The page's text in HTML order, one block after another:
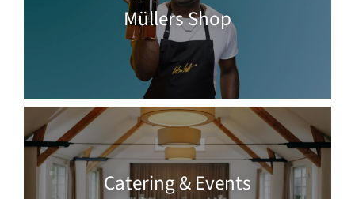
Müllers Shop
Catering & Events